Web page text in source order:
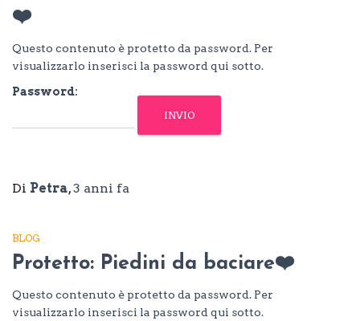
❤️
Questo contenuto è protetto da password. Per
visualizzarlo inserisci la password qui sotto.
Password:
Di Petra,3 anni fa
BLOG
Protetto: Piedini da baciare❤️
Questo contenuto è protetto da password. Per
visualizzarlo inserisci la password qui sotto.